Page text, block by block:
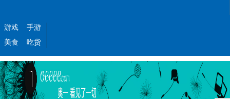
游戏
手游
美食
吃货